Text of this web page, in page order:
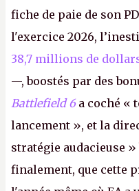
fiche de paie de son
l'exercice 2026,
38,7 millions de
—, boostés par des
Battlefield 6 a coché «
lancement », et la
stratégie audacieuse
finalement, que cette